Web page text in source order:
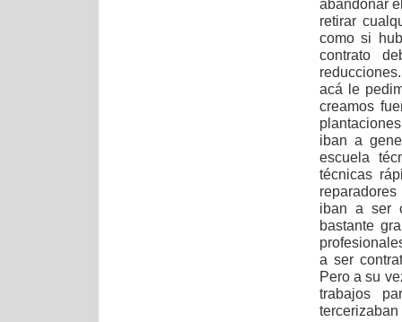
abandonar
retirar
como si
contrato
acá le
creamos
iban a
escuela
técnicas
iban a ser
bastante
a ser
Pero a su
trabajos